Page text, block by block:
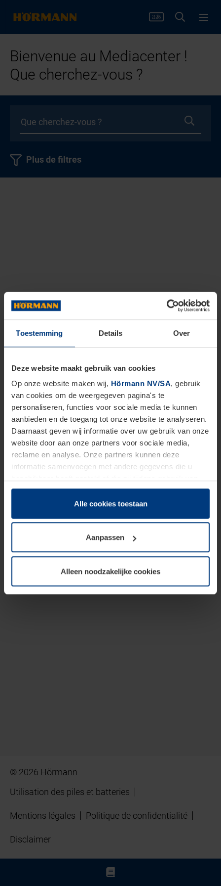
Toestemming Details Over
Deze website maakt gebruik van cookies
Op onze website maken wij, Hörmann NV/SA, gebruik
van cookies om de weergegeven pagina's te
personaliseren, functies voor sociale media te kunnen
aanbieden en de toegang tot onze website te analyseren.
Daarnaast geven wij informatie over uw gebruik van onze
website door aan onze partners voor sociale media,
reclame en analyse. Onze partners kunnen deze
informatie samenvoegen met andere gegevens die u
hun diensten hebben verzameld.
Juridisch hebben wij het recht om cookies op uw
van deze pagina's absoluut vereist is. Voor alle andere
soorten cookies is uw toestemming benodigd. Uw
toestemming kunt u op elk moment bij de uitleg van de
wijzigen of herroepen.
Alle cookies toestaan
Aanpassen
Alleen noodzakelijke cookies
Bienvenue au Mediacenter !
Que cherchez-vous ?
Plus de filtres
© 2026 Hörmann
Utilisation des piles et batteries
Mentions légales Politique de confidentialité
Disclaimer